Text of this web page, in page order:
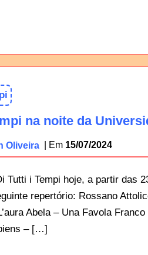
na noite da
Oliveira 15/07/2024
Tutti i Tempi hoje, a partir das
repertório: Rossano
Abela – Una Favola
– […]